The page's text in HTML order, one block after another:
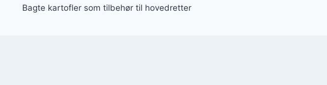
Bagte kartofler som tilbehør til hovedretter